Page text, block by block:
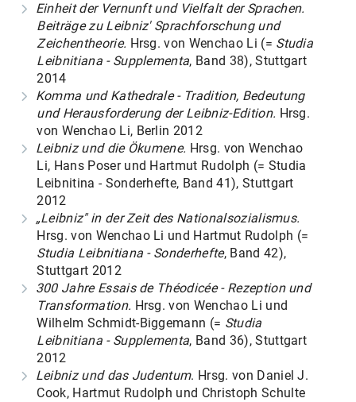
Einheit der Vernunft und Vielfalt der Sprachen.
Beiträge zu Leibniz' Sprachforschung und
Zeichentheorie. Hrsg. von Wenchao Li (= Studia
Leibnitiana - Supplementa, Band 38), Stuttgart
2014
Komma und Kathedrale - Tradition, Bedeutung
und Herausforderung der Leibniz-Edition. Hrsg.
von Wenchao Li, Berlin 2012
Leibniz und die Ökumene. Hrsg. von Wenchao
Li, Hans Poser und Hartmut Rudolph (= Studia
Leibnitina - Sonderhefte, Band 41), Stuttgart
2012
„Leibniz" in der Zeit des Nationalsozialismus.
Hrsg. von Wenchao Li und Hartmut Rudolph (=
Studia Leibnitiana - Sonderhefte, Band 42),
Stuttgart 2012
300 Jahre Essais de Théodicée - Rezeption und
Transformation. Hrsg. von Wenchao Li und
Wilhelm Schmidt-Biggemann (= Studia
Leibnitiana - Supplementa, Band 36), Stuttgart
2012
Leibniz und das Judentum. Hrsg. von Daniel J.
Cook, Hartmut Rudolph und Christoph Schulte